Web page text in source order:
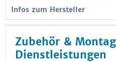
Infos zum Hersteller
Zubehör &
Dienstleistungen